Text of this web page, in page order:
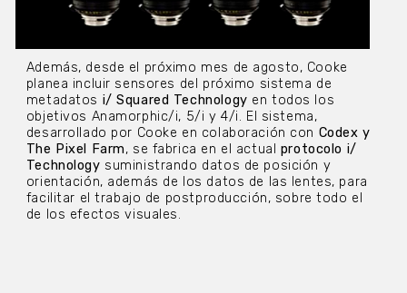
Además, desde el próximo mes de agosto, Cooke
planea incluir sensores del próximo sistema de
metadatos i/ Squared Technology en todos los
objetivos Anamorphic/i, 5/i y 4/i. El sistema,
desarrollado por Cooke en colaboración con Codex y
The Pixel Farm, se fabrica en el actual protocolo i/
Technology suministrando datos de posición y
orientación, además de los datos de las lentes, para
facilitar el trabajo de postproducción, sobre todo el
de los efectos visuales.